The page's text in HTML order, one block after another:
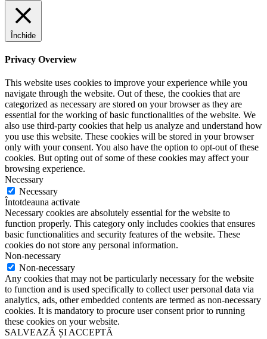
Închide
Privacy Overview
This website uses cookies to improve your experience while you
navigate through the website. Out of these, the cookies that are
categorized as necessary are stored on your browser as they are
essential for the working of basic functionalities of the website. We
also use third-party cookies that help us analyze and understand how
you use this website. These cookies will be stored in your browser
only with your consent. You also have the option to opt-out of these
cookies. But opting out of some of these cookies may affect your
browsing experience.
Necessary
Necessary
Întotdeauna activate
Necessary cookies are absolutely essential for the website to
function properly. This category only includes cookies that ensures
basic functionalities and security features of the website. These
cookies do not store any personal information.
Non-necessary
Non-necessary
Any cookies that may not be particularly necessary for the website
to function and is used specifically to collect user personal data via
analytics, ads, other embedded contents are termed as non-necessary
cookies. It is mandatory to procure user consent prior to running
these cookies on your website.
SALVEAZĂ ȘI ACCEPTĂ